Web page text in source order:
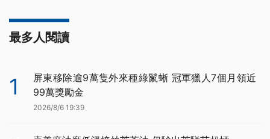
最多人閱讀
1
屏東移除逾9萬隻外來種綠鬣蜥 冠軍獵人7個月領近
99萬獎勵金
2026/8/6 19:39